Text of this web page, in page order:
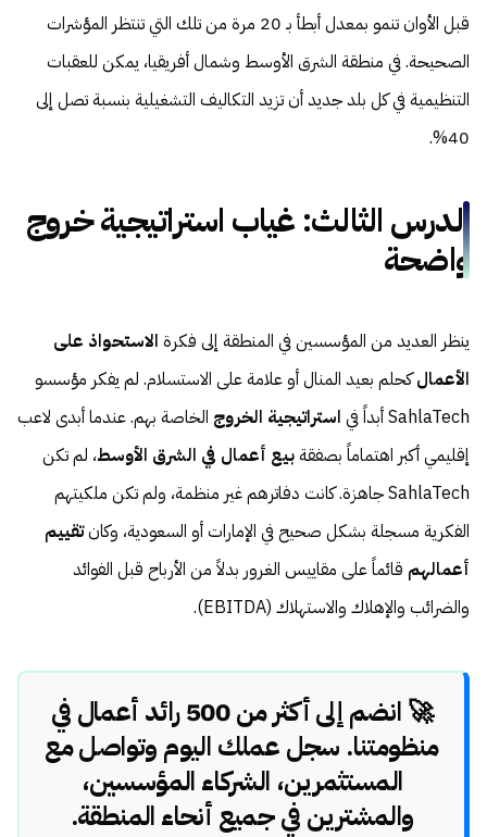
قبل الأوان تنمو بمعدل أبطأ بـ 20 مرة من تلك التي تنتظر المؤشرات
الصحيحة. في منطقة الشرق الأوسط وشمال أفريقيا، يمكن للعقبات
التنظيمية في كل بلد جديد أن تزيد التكاليف التشغيلية بنسبة تصل إلى
40%.
الدرس الثالث: غياب استراتيجية خروج
واضحة
ينظر العديد من المؤسسين في المنطقة إلى فكرة الاستحواذ على
الأعمالكحلم بعيد المنال أو علامة على الاستسلام. لم يفكر مؤسسو
SahlaTech أبداً في
استراتيجية الخروج الخاصة بهم. عندما أبدى لاعب
إقليمي أكبر اهتماماً بصفقة بيع أعمال في الشرق الأوسط، لم تكن
SahlaTech جاهزة. كانت دفاترهم غير منظمة، ولم تكن ملكيتهم
الفكرية مسجلة بشكل صحيح في الإمارات أو السعودية، وكانتقييم
أعمالهم قائماً على مقاييس الغرور بدلاً من الأرباح قبل الفوائد
والضرائب والإهلاك والاستهلاك (EBITDA).
🚀 انضم إلى أكثر من 500 رائد أعمال في
منظومتنا. سجل عملك اليوم وتواصل مع
المستثمرين، الشركاء المؤسسين،
والمشترين في جميع أنحاء المنطقة.